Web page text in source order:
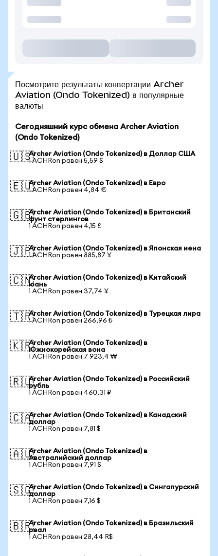
Посмотрите результаты конвертации Archer
Aviation (Ondo Tokenized) в популярные
валюты
Сегодняшний курс обмена Archer Aviation
(Ondo Tokenized)
🇺🇸Archer Aviation (Ondo Tokenized) в Доллар США
1 ACHRon равен 5,59 $
🇪🇺Archer Aviation (Ondo Tokenized) в Евро
1 ACHRon равен 4,84 €
🇬🇧Archer Aviation (Ondo Tokenized) в Британский
фунт стерлингов
1 ACHRon равен 4,15 £
🇯🇵Archer Aviation (Ondo Tokenized) в Японская иена
1 ACHRon равен 885,87 ¥
🇨🇳Archer Aviation (Ondo Tokenized) в Китайский
юань
1 ACHRon равен 37,74 ¥
🇹🇷Archer Aviation (Ondo Tokenized) в Турецкая лира
1 ACHRon равен 266,96 ₺
🇰🇷Archer Aviation (Ondo Tokenized) в
Южнокорейская вона
1 ACHRon равен 7 923,4 ₩
🇷🇺Archer Aviation (Ondo Tokenized) в Российский
рубль
1 ACHRon равен 460,31 ₽
🇨🇦Archer Aviation (Ondo Tokenized) в Канадский
доллар
1 ACHRon равен 7,81 $
🇦🇺Archer Aviation (Ondo Tokenized) в
Австралийский доллар
1 ACHRon равен 7,91 $
🇸🇬Archer Aviation (Ondo Tokenized) в Сингапурский
доллар
1 ACHRon равен 7,16 $
🇧🇷Archer Aviation (Ondo Tokenized) в Бразильский
реал
1 ACHRon равен 28,44 R$